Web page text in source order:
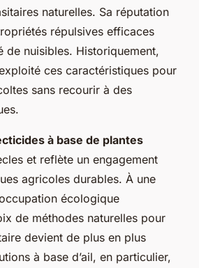
naturelles. Sa réputation
répulsives efficaces
de nuisibles. Historiquement,
ces caractéristiques pour
sans recourir à des
à base de plantes
et reflète un engagement
agricoles durables. À une
écologique
de méthodes naturelles pour
devient de plus en plus
à base d’ail, en particulier,